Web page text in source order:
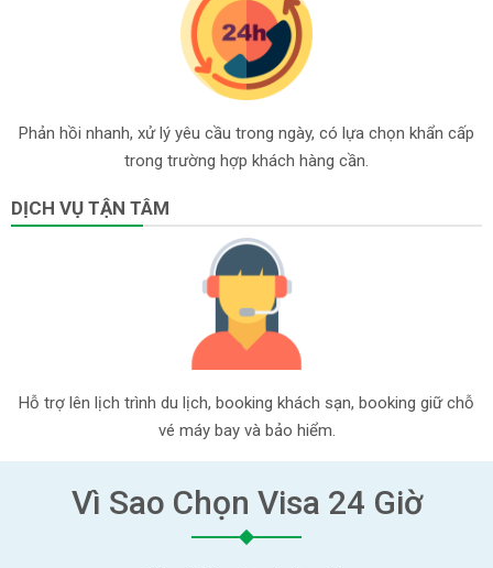
Phản hồi nhanh, xử lý yêu cầu trong ngày, có lựa chọn khẩn cấp
trong trường hợp khách hàng cần.
DỊCH VỤ TẬN TÂM
Hỗ trợ lên lịch trình du lịch, booking khách sạn, booking giữ chỗ
vé máy bay và bảo hiểm.
Vì Sao Chọn Visa 24 Giờ